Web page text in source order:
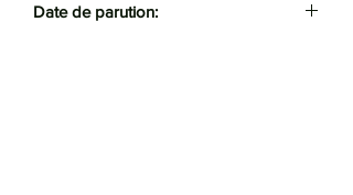
Date de parution: